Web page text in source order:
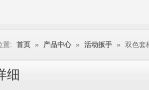
置: 首页 » 产品中心 » 活动扳手 » 双色套
细